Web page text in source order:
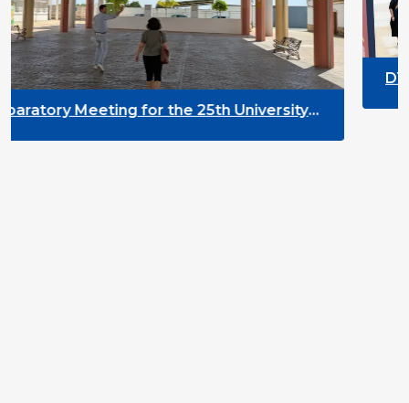
the 25th University
DYPALL Network at
2026 in Malta